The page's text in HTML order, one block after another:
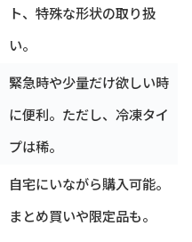
ト、特殊な形状の取り扱
い。
緊急時や少量だけ欲しい時
に便利。ただし、冷凍タイ
プは稀。
自宅にいながら購入可能。
まとめ買いや限定品も。